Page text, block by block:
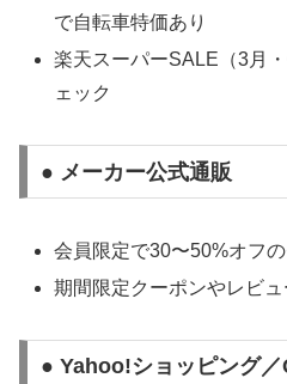
で自転車特価あり
楽天スーパーSALE（3月
ェック
● メーカー公式通販
会員限定で30〜50%オフ
期間限定クーポンやレビュ
● Yahoo!ショッピング